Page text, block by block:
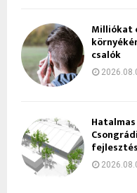
Milliókat
csalók